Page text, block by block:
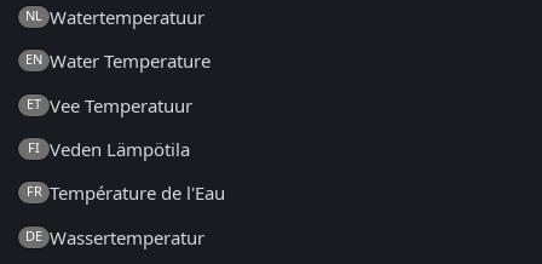
NL Watertemperatuur
EN Water Temperature
ET Vee Temperatuur
FI Veden Lämpötila
FR Température de l'Eau
DE Wassertemperatur